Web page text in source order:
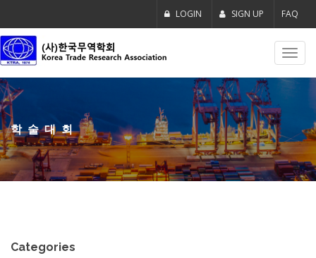
LOGIN SIGN UP FAQ
학술대회
Categories